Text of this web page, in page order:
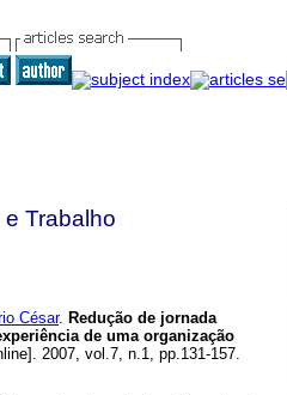
Trabalho
César. Redução de jornada
de uma organização
2007, vol.7, n.1, pp.131-157.